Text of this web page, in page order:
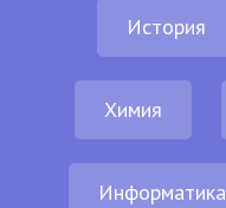
История
Химия
Информатика